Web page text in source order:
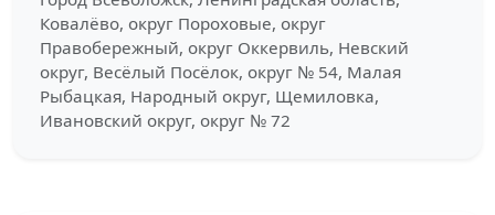
Ковалёво, округ Пороховые, округ
Правобережный, округ Оккервиль, Невский
округ, Весёлый Посёлок, округ № 54, Малая
Рыбацкая, Народный округ, Щемиловка,
Ивановский округ, округ № 72